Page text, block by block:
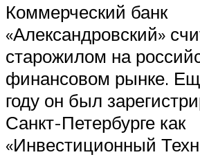
Коммерческий банк
«Александровский»
старожилом на
финансовом рынке.
году он был
Санкт-Петербурге как
«Инвестиционный